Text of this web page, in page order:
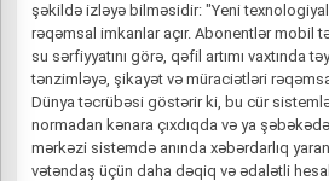
şəkildə izləyə bilməsidir: "Yeni
rəqəmsal imkanlar açır. Abonentlər mobil
su sərfiyyatını görə, qəfil artımı vaxtında
tənzimləyə, şikayət və müraciətləri
Dünya təcrübəsi göstərir ki, bu cür
normadan kənara çıxdıqda və ya
mərkəzi sistemdə anında xəbərdarlıq
vətəndaş üçün daha dəqiq və ədalətli